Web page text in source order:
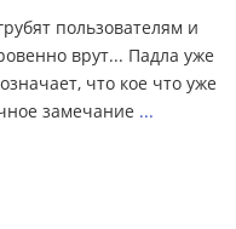
пользователям и
врут... Падла уже
что кое что уже
замечание ...